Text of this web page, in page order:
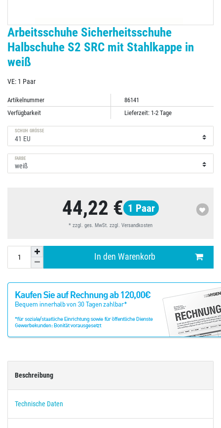
Arbeitsschuhe Sicherheitsschuhe
Halbschuhe S2 SRC mit Stahlkappe in
weiß
VE: 1 Paar
Artikelnummer
86141
Verfügbarkeit
Lieferzeit: 1-2 Tage
SCHUH GRÖSSE
FARBE
44,22 € 1 Paar
* zzgl. ges. MwSt. zzgl. Versandkosten
In den Warenkorb
Beschreibung
Technische Daten